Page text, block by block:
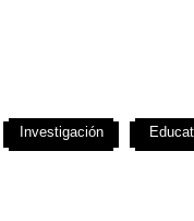
Investigación